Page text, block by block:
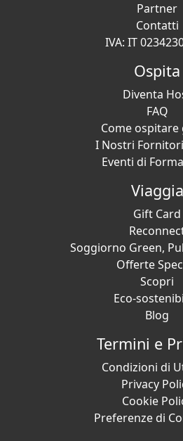
Partner
Contatti
IVA: IT
Ospita
Diventa
FAQ
Come ospitare
I Nostri
Eventi di
Viaggia
Gift Card
Soggiorno Green,
Offerte
Scopri
Eco-
Blog
Termini e
Condizioni di
Privacy
Cookie
Preferenze di